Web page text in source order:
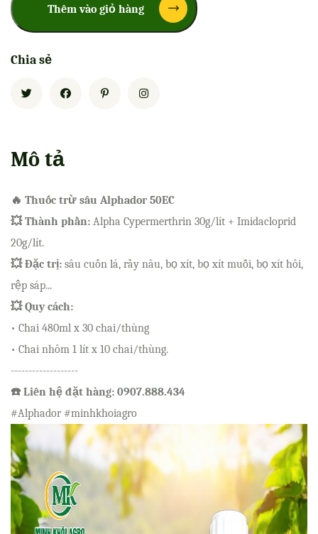
Thêm vào giỏ hàng
Chia sẻ
Mô tả
🔥 Thuốc trừ sâu Alphador 50EC
💥 Thành phần: Alpha Cypermerthrin 30g/lít + Imidacloprid
20g/lít.
💥 Đặc trị: sâu cuốn lá, rầy nâu, bọ xít, bọ xít muỗi, bọ xít hôi,
rệp sáp...
💥 Quy cách:
• Chai 480ml x 30 chai/thùng
• Chai nhôm 1 lít x 10 chai/thùng.
-------------------
☎️ Liên hệ đặt hàng: 0907.888.434
#Alphador #minhkhoiagro